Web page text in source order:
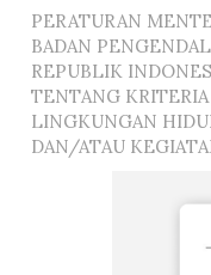
PERATURAN
BADAN
REPUBLIK
TENTANG
LINGKUNGAN
DAN/ATAU